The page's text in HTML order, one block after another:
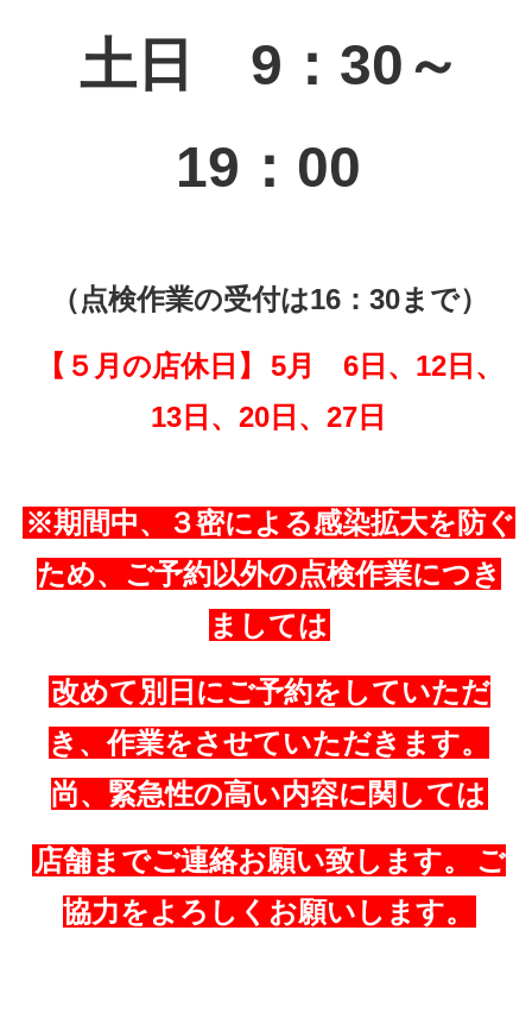
土日 9：30～
19：00
（点検作業の受付は16：30まで）
【５月の店休日】
5月 6日、12日、
13日、20日、27日
※期間中、３密による感染拡大を防ぐ
ため、ご予約以外の点検作業につき
ましては
改めて別日にご予約をしていただ
き、作業をさせていただきます。
尚、緊急性の高い内容に関しては
店舗までご連絡お願い致します。
ご
協力をよろしくお願いします。